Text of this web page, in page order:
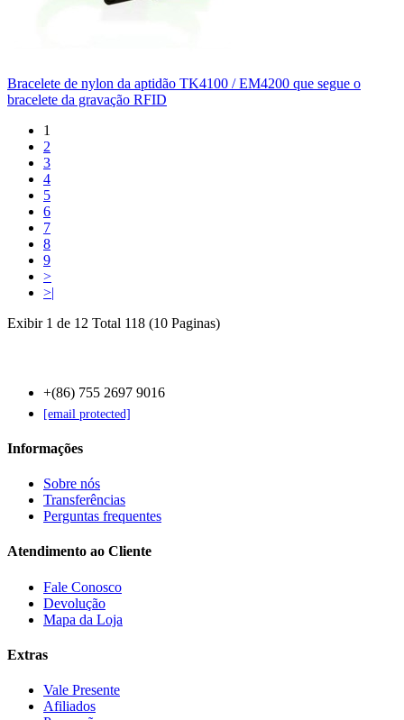
Bracelete de nylon da aptidão TK4100 / EM4200 que segue o
bracelete da gravação RFID
1
2
3
4
5
6
7
8
9
>
>|
Exibir 1 de 12 Total 118 (10 Paginas)
+(86) 755 2697 9016
[email protected]
Informações
Sobre nós
Transferências
Perguntas frequentes
Atendimento ao Cliente
Fale Conosco
Devolução
Mapa da Loja
Extras
Vale Presente
Afiliados